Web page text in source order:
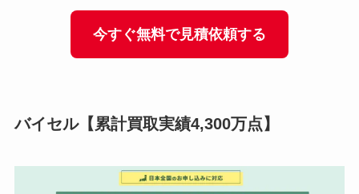
今すぐ無料で見積依頼する
バイセル【累計買取実績4,300万点】